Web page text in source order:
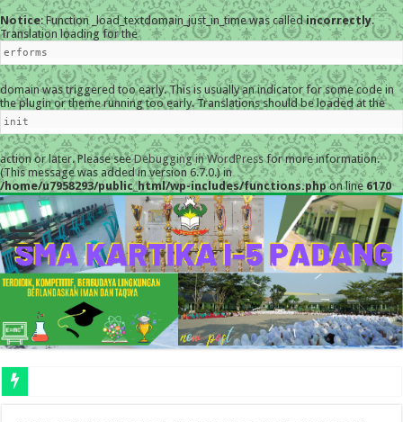
Notice: Function _load_textdomain_just_in_time was calledincorrectly.
Translation loading for the
erforms
domain was triggered too early. This is usually an indicator for some code in
the plugin or theme running too early. Translations should be loaded at the
init
action or later. Please seeDebugging in WordPressfor more information.
(This message was added in version 6.7.0.) in
/home/u7958293/public_html/wp-includes/functions.phpon line 6170